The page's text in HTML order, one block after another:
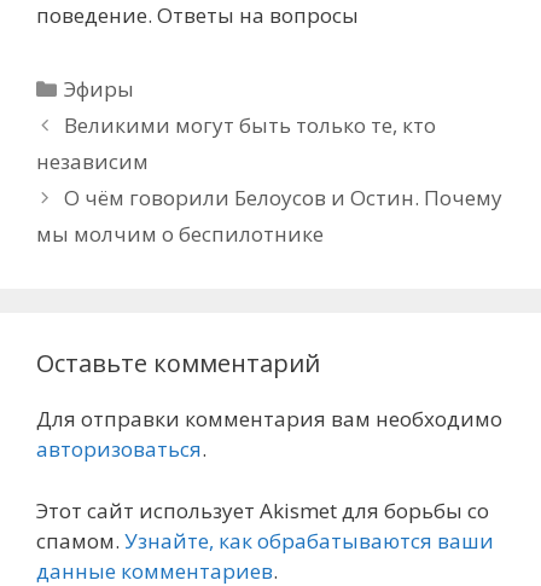
поведение. Ответы на вопросы
Рубрики
Эфиры
Великими могут быть только те, кто
независим
О чём говорили Белоусов и Остин. Почему
мы молчим о беспилотнике
Оставьте комментарий
Для отправки комментария вам необходимо
авторизоваться.
Этот сайт использует Akismet для борьбы со
спамом. Узнайте, как обрабатываются ваши
данные комментариев.